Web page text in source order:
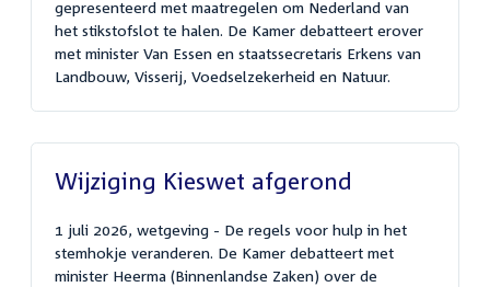
gepresenteerd met maatregelen om Nederland van
het stikstofslot te halen. De Kamer debatteert erover
met minister Van Essen en staatssecretaris Erkens van
Landbouw, Visserij, Voedselzekerheid en Natuur.
Wijziging Kieswet afgerond
1 juli 2026, wetgeving - De regels voor hulp in het
stemhokje veranderen. De Kamer debatteert met
minister Heerma (Binnenlandse Zaken) over de